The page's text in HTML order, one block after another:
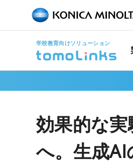
学校教育向けソリューション
効果的な
へ。生成